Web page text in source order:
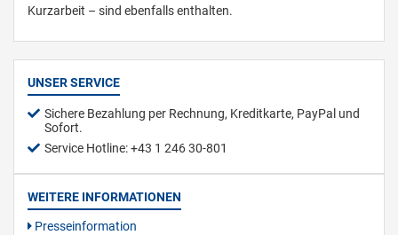
Kurzarbeit – sind ebenfalls enthalten.
UNSER SERVICE
Sichere Bezahlung per Rechnung, Kreditkarte, PayPal und
Sofort.
Service Hotline: +43 1 246 30-801
WEITERE INFORMATIONEN
Presseinformation